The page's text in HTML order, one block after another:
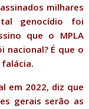
milhares
genocídio foi
que o MPLA
nacional? É que o
falácia.
em 2022, diz que
gerais serão as